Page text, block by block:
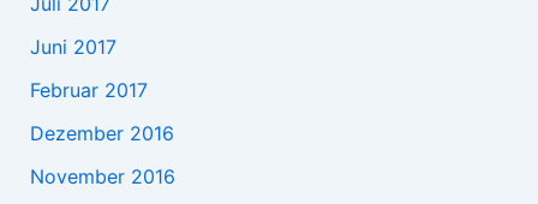
Juni 2017
Februar 2017
Dezember 2016
November 2016